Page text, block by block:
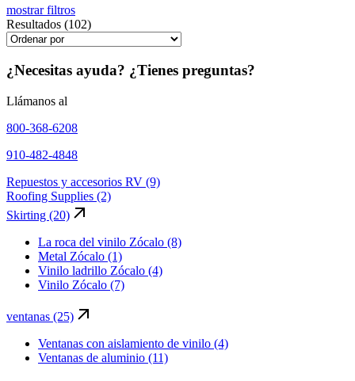
mostrar filtros
Resultados (102)
¿Necesitas ayuda? ¿Tienes preguntas?
Llámanos al
800-368-6208
910-482-4848
Repuestos y accesorios RV (9)
Roofing Supplies (2)
Skirting (20)
La roca del vinilo Zócalo (8)
Metal Zócalo (1)
Vinilo ladrillo Zócalo (4)
Vinilo Zócalo (7)
ventanas (25)
Ventanas con aislamiento de vinilo (4)
Ventanas de aluminio (11)